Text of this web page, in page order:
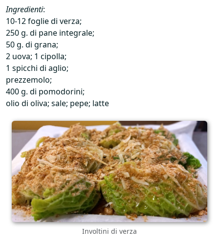
Ingredienti:
10-12 foglie di verza;
250 g. di pane integrale;
50 g. di grana;
2 uova; 1 cipolla;
1 spicchi di aglio;
prezzemolo;
400 g. di pomodorini;
olio di oliva; sale; pepe; latte
Involtini di verza